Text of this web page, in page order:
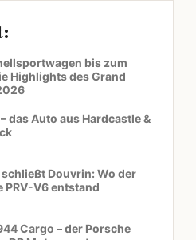
bis zum
Highlights des Grand
das Auto aus Hardcastle &
Douvrin: Wo der
PRV-V6 entstand
Cargo – der Porsche